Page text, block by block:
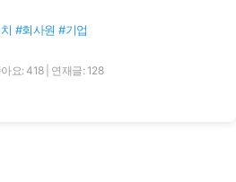
#회사원 #기업
요: 418 연재글: 128